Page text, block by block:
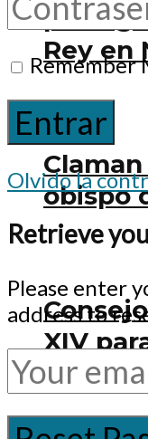
Rey en
obispo
XIV
Remember
Olvido la
Retrieve
Please enter
address to